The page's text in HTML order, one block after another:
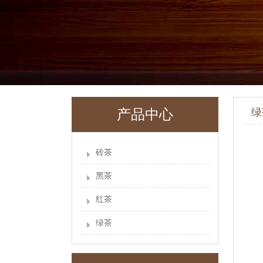
产品中心
砖茶
黑茶
红茶
绿茶